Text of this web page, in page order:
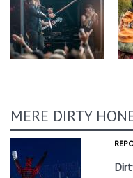
MERE DIRTY